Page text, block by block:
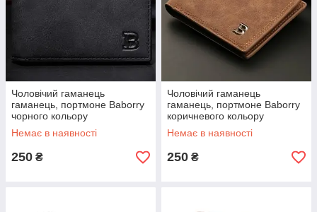
Чоловічий гаманець
гаманець, портмоне Baborry
чорного кольору
Немає в наявності
250 ₴
Чоловічий гаманець
гаманець, портмоне Baborry
коричневого кольору
Немає в наявності
250 ₴